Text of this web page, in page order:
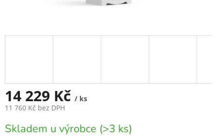
14 229 Kč / ks
11 760 Kč bez DPH
cena:
Skladem u výrobce (>3 ks)